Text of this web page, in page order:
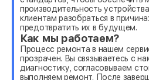
производительность
клиентам разобраться в
предотвратить их в будущем.
Как мы работаем?
Процесс ремонта в нашем
прозрачен. Вы связываетесь с
диагностику, согласовываем
выполняем ремонт. После